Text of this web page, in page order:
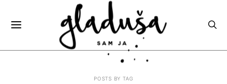
POSTS BY TAG